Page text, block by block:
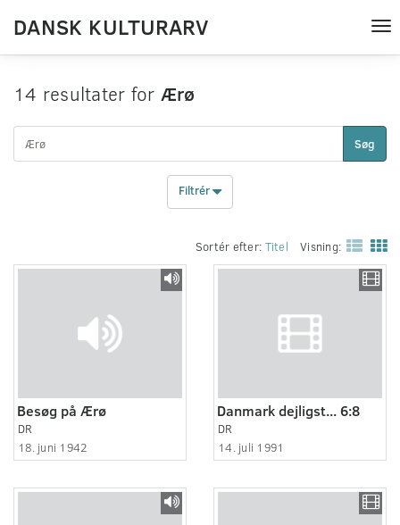
DANSK KULTURARV
14 resultater for Ærø
Søg
Filtrér
Sortér efter: Titel Visning:
Besøg på Ærø
DR
18. juni 1942
Danmark dejligst... 6:8
DR
14. juli 1991